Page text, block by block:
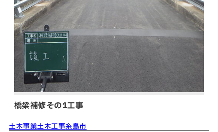
橋梁補修その1工事
土木事業土木工事糸島市